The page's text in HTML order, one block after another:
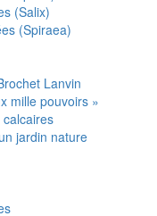
(Salix)
(Spiraea)
Lanvin
mille pouvoirs »
jardin nature